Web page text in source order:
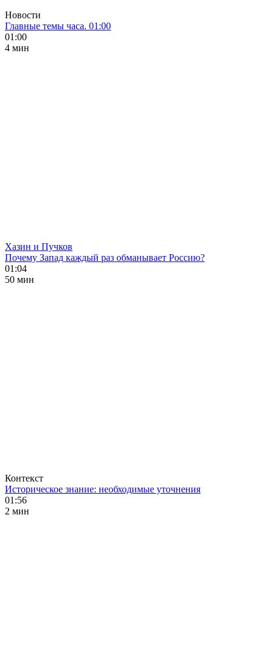
Новости
Главные темы часа. 01:00
01:00
4 мин
Хазин и Пучков
Почему Запад каждый раз обманывает Россию?
01:04
50 мин
Контекст
Историческое знание: необходимые уточнения
01:56
2 мин